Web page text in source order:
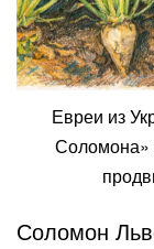
Евреи из
Соломона»
Соломон